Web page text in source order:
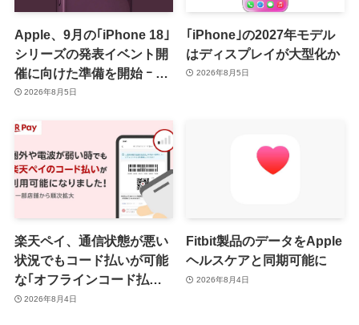
Apple、9月の｢iPhone 18｣
シリーズの発表イベント開
催に向けた準備を開始 ｰ 9
月8日か9月9日に開催見込
2026年8月5日
｢iPhone｣の2027年モデル
はディスプレイが大型化か
2026年8月5日
楽天ペイ、通信状態が悪い
状況でもコード払いが可能
な｢オフラインコード払い｣
を提供開始 ｰ まずはiOS版
2026年8月4日
Fitbit製品のデータをApple
ヘルスケアと同期可能に
2026年8月4日